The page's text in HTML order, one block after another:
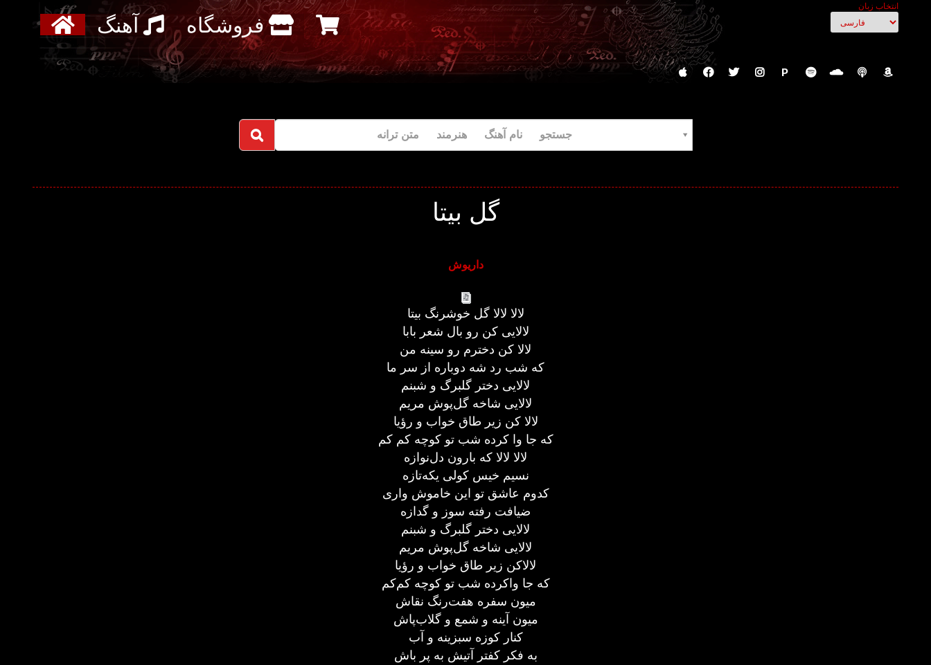
انتخاب زبان
آهنگ فروشگاه
P
جستجو نام آهنگ هنرمند متن ترانه
گل بیتا
داریوش
لالا لالا گل خوشرنگ بیتا
لالایی کن رو بال شعر بابا
لالا کن دخترم رو سینه من
که شب رد شه دوباره از سر ما
لالایی دختر گلبرگ و شبنم
لالایی شاخه گل‌پوش مریم
لالا کن زیر طاق خواب و رؤیا
که جا وا کرده شب تو کوچه کم کم
لالا لالا که بارون دل‌نوازه
نسیم خیس کولی یکه‌تازه
کدوم عاشق تو این خاموش واری
ضیافت رفته سوز و گدازه
لالایی دختر گلبرگ و شبنم
لالایی شاخه گل‌پوش مریم
لالاکن زیر طاق خواب و رؤیا
که جا واکرده شب تو کوچه کم‌کم
میون سفره هفت‌رنگ نقاش
میون آینه و شمع و گلاب‌پاش
کنار کوزه سبزینه و آب
به فکر کفتر آتیش به پر باش